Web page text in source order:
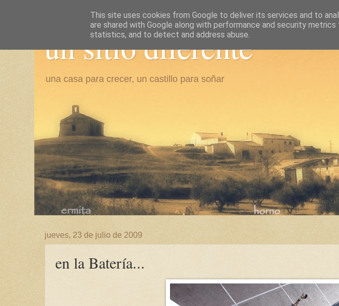
un sitio diferente
una casa para crecer, un castillo para soñar
jueves, 23 de julio de 2009
en la Batería...
This site uses cookies from Google to deliver its services and to
are shared with Google along with performance and security
statistics, and to detect and address abuse.